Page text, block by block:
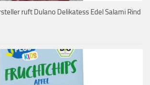
ruft Dulano Delikatess Edel Salami Rind